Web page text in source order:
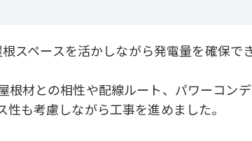
スペースを活かしながら発電量を確保で
材との相性や配線ルート、パワーコン
も考慮しながら工事を進めました。